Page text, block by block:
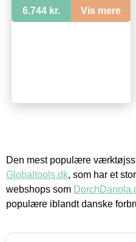
6.744 kr. Vis mere
Den mest populære
Globaltools.dk, som har et
webshops som
populære iblandt danske